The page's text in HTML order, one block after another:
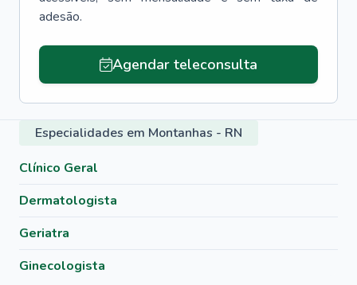
adesão.
Agendar teleconsulta
Especialidades em Montanhas - RN
Clínico Geral
Dermatologista
Geriatra
Ginecologista